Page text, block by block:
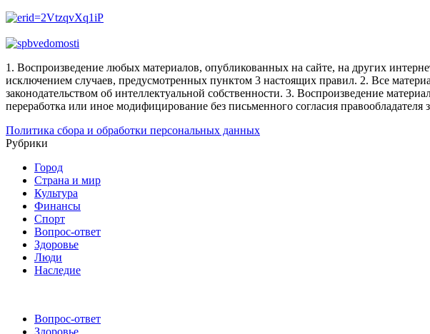
1. Воспроизведение любых материалов, опубликованных на сайте, на других
исключением случаев, предусмотренных пунктом 3 настоящих правил. 2. Все
законодательством об интеллектуальной собственности. 3. Воспроизведение
переработка или иное модифицирование без письменного согласия правообладателя
Политика сбора и обработки персональных данных
Рубрики
Город
Страна и мир
Культура
Финансы
Спорт
Вопрос-ответ
Здоровье
Люди
Наследие
Вопрос-ответ